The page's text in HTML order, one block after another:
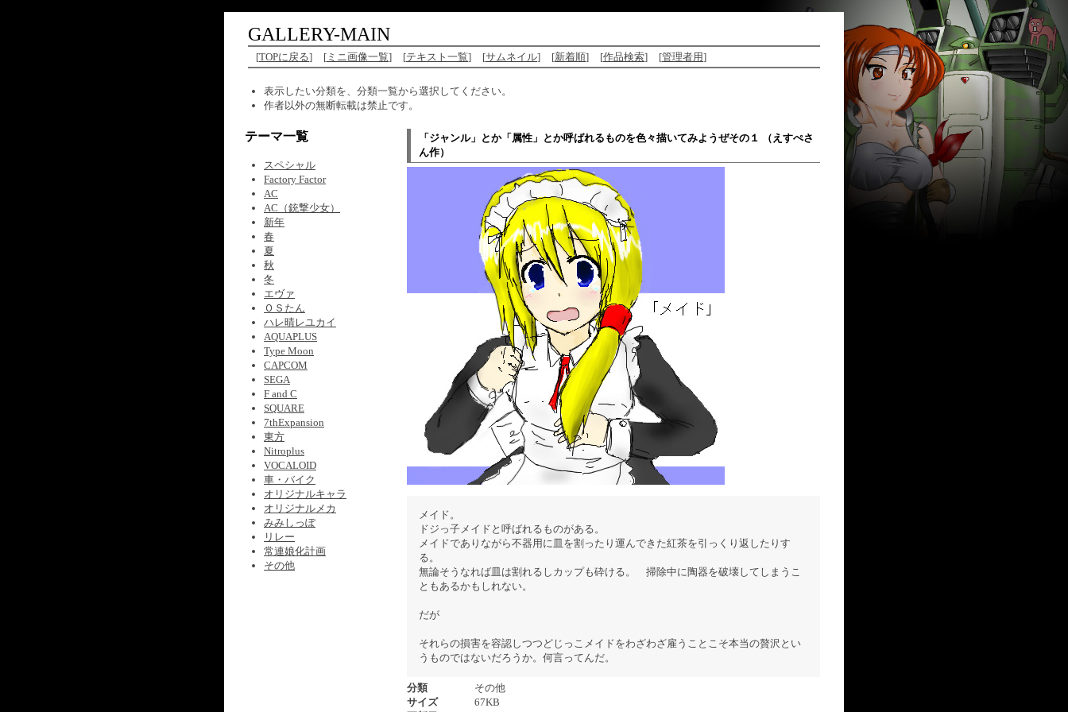
GALLERY-MAIN
[TOPに戻る] [ ミニ画像一覧] [テキスト一覧] [サムネイル] [新着順] [作品検索] [管理者用]
表示したい分類を、分類一覧から選択してください。
作者以外の無断転載は禁止です。
テーマ一覧
スペシャル
Factory Factor
AC
AC（銃撃少女）
新年
春
夏
秋
冬
エヴァ
ＯＳたん
ハレ晴レユカイ
AQUAPLUS
Type Moon
CAPCOM
SEGA
F and C
SQUARE
7thExpansion
東方
Nitroplus
VOCALOID
車・バイク
オリジナルキャラ
オリジナルメカ
みみしっぽ
リレー
常連娘化計画
その他
「ジャンル」とか「属性」とか呼ばれるものを色々描いてみようぜその１ （えすぺさ
ん作）
メイド。
ドジっ子メイドと呼ばれるものがある。
メイドでありながら不器用に皿を割ったり運んできた紅茶を引っくり返したりす
る。
無論そうなれば皿は割れるしカップも砕ける。 掃除中に陶器を破壊してしまうこ
ともあるかもしれない。
だが
それらの損害を容認しつつどじっこメイドをわざわざ雇うことこそ本当の贅沢とい
うものではないだろうか。何言ってんだ。
分類
その他
サイズ
67KB